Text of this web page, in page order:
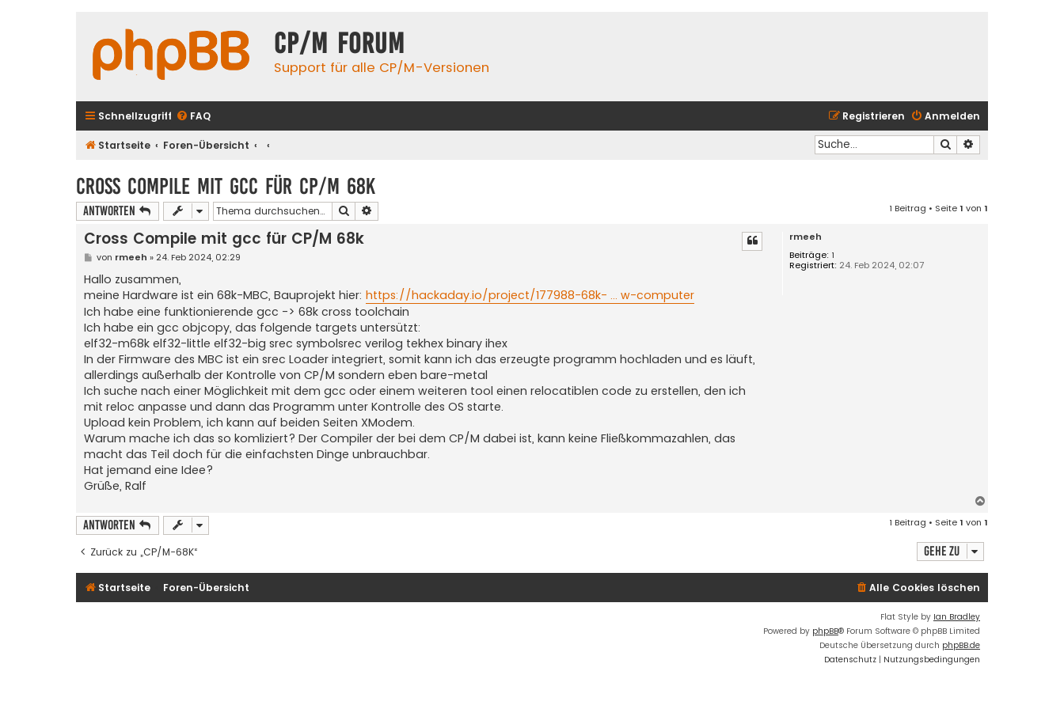
CP/M Forum
Support für alle CP/M-Versionen
Schnellzugriff FAQ Anmelden
Registrieren
Startseite Foren-Übersicht Suche
Cross Compile mit gcc für CP/M 68k
Antworten Suche 1 Beitrag • Seite1 von 1
rmeeh
Beiträge: 1
Registriert: 24. Feb 2024, 02:07
Cross Compile mit gcc für CP/M 68k
B
i
t
r
a
g
von rmeeh » 24. Feb 2024, 02:29
Hallo zusammen,
meine Hardware ist ein 68k-MBC, Bauprojekt hier: https://hackaday.io/project/177988-68k- ... w-computer
Ich habe eine funktionierende gcc -> 68k cross toolchain
Ich habe ein gcc objcopy, das folgende targets untersützt:
elf32-m68k elf32-little elf32-big srec symbolsrec verilog tekhex binary ihex
In der Firmware des MBC ist ein srec Loader integriert, somit kann ich das erzeugte programm hochladen und es läuft,
allerdings außerhalb der Kontrolle von CP/M sondern eben bare-metal
Ich suche nach einer Möglichkeit mit dem gcc oder einem weiteren tool einen relocatiblen code zu erstellen, den ich
mit reloc anpasse und dann das Programm unter Kontrolle des OS starte.
Upload kein Problem, ich kann auf beiden Seiten XModem.
Warum mache ich das so komliziert? Der Compiler der bei dem CP/M dabei ist, kann keine Fließkommazahlen, das
macht das Teil doch für die einfachsten Dinge unbrauchbar.
Hat jemand eine Idee?
Grüße, Ralf
b
n
Antworten 1 Beitrag • Seite1 von 1
Zurück zu „CP/M-68K“ Gehe zu
Startseite Foren-Übersicht Alle Cookies löschen
Flat Style by Ian Bradley
Powered by phpBB® Forum Software © phpBB Limited
Deutsche Übersetzung durch phpBB.de
Datenschutz | Nutzungsbedingungen